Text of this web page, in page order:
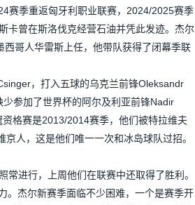
赛季重返匈牙利职业联赛，2024/2025赛季
卡曾在斯洛伐克经营石油并凭此发迹。杰尔
哥人华雷斯上任，他带队获得了闭幕季联
，打入五球的乌克兰前锋Oleksandr
参加了世界杯的阿尔及利亚前锋Nadir
格赛是2013/2014赛季，他们被特拉维夫
人，这是他们唯一一次和冰岛球队过招。
进行，上周他们在联赛中还取得了胜利。
。杰尔新赛季面临不少困难，一个是赛季开